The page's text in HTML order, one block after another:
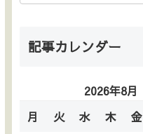
記事カレンダー
2026年8月
月
火 水 木 金